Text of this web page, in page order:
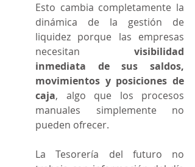
Esto cambia completamente la
dinámica de la gestión de
liquidez porque las empresas
necesitan visibilidad
inmediata de sus saldos,
movimientos y posiciones de
caja, algo que los procesos
manuales simplemente no
pueden ofrecer.
La Tesorería del futuro no